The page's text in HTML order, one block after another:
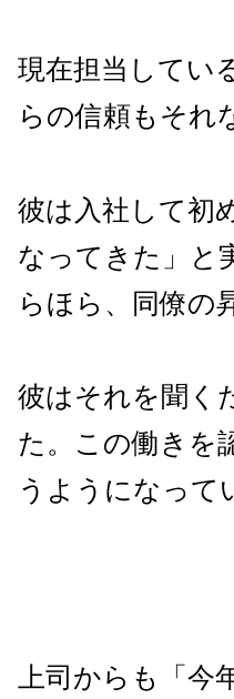
現在担当してい
らの信頼もそれ
彼は入社して初
なってきた」と
らほら、同僚の
彼はそれを聞く
た。この働きを
うようになって
上司からも「今